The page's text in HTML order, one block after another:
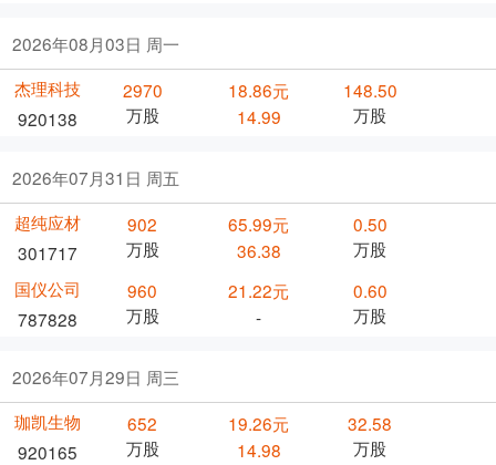
2026年08月03日 周一
杰理科技
920138
2970
万股
18.86元
14.99
148.50
万股
2026年07月31日 周五
超纯应材
301717
902
万股
65.99元
36.38
0.50
万股
国仪公司
787828
960
万股
21.22元
-
0.60
万股
2026年07月29日 周三
珈凯生物
920165
652
万股
19.26元
14.98
32.58
万股